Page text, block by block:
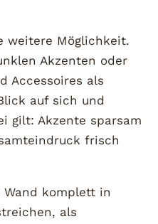
weitere Möglichkeit.
Akzenten oder
Accessoires als
auf sich und
gilt: Akzente sparsam
frisch
komplett in
als